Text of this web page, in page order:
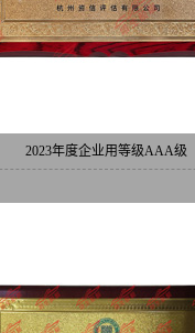
2023年度企业用等级AAA级